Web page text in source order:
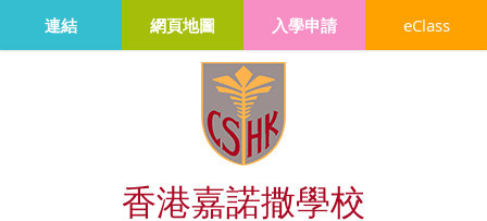
香港嘉諾撒學校
連結 網頁地圖 入學申請 eClass